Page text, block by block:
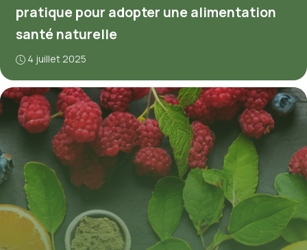
pratique pour adopter une alimentation
santé naturelle
4 juillet 2025